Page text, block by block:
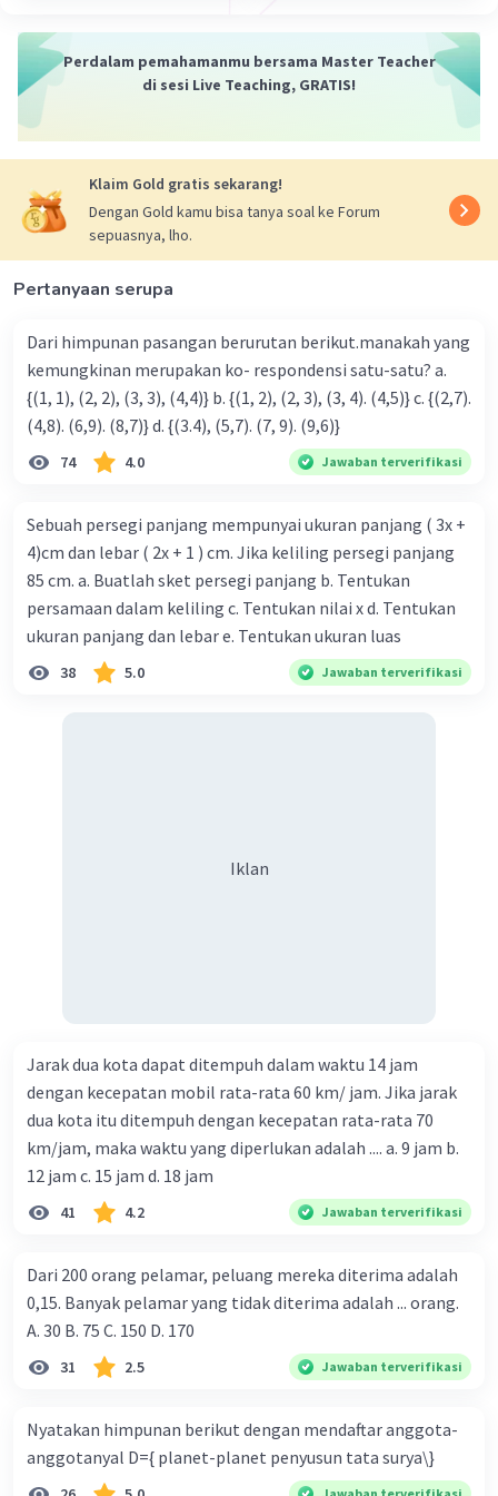
Iklan
Perdalam pemahamanmu bersama Master Teacher
di sesi Live Teaching, GRATIS!
Klaim Gold gratis sekarang!
Dengan Gold kamu bisa tanya soal ke Forum
sepuasnya, lho.
Pertanyaan serupa
Dari himpunan pasangan berurutan berikut.manakah yang
kemungkinan merupakan ko- respondensi satu-satu? a.
{(1, 1), (2, 2), (3, 3), (4,4)} b. {(1, 2), (2, 3), (3, 4). (4,5)} c. {(2,7).
(4,8). (6,9). (8,7)} d. {(3.4), (5,7). (7, 9). (9,6)}
74 4.0 Jawaban terverifikasi
Sebuah persegi panjang mempunyai ukuran panjang ( 3x +
4)cm dan lebar ( 2x + 1 ) cm. Jika keliling persegi panjang
85 cm. a. Buatlah sket persegi panjang b. Tentukan
persamaan dalam keliling c. Tentukan nilai x d. Tentukan
ukuran panjang dan lebar e. Tentukan ukuran luas
38 5.0 Jawaban terverifikasi
Iklan
Jarak dua kota dapat ditempuh dalam waktu 14 jam
dengan kecepatan mobil rata-rata 60 km/ jam. Jika jarak
dua kota itu ditempuh dengan kecepatan rata-rata 70
km/jam, maka waktu yang diperlukan adalah .... a. 9 jam b.
12 jam c. 15 jam d. 18 jam
41 4.2 Jawaban terverifikasi
Dari 200 orang pelamar, peluang mereka diterima adalah
0,15. Banyak pelamar yang tidak diterima adalah ... orang.
A. 30 B. 75 C. 150 D. 170
31 2.5 Jawaban terverifikasi
Nyatakan himpunan berikut dengan mendaftar anggota-
anggotanyal D={ planet-planet penyusun tata surya\}